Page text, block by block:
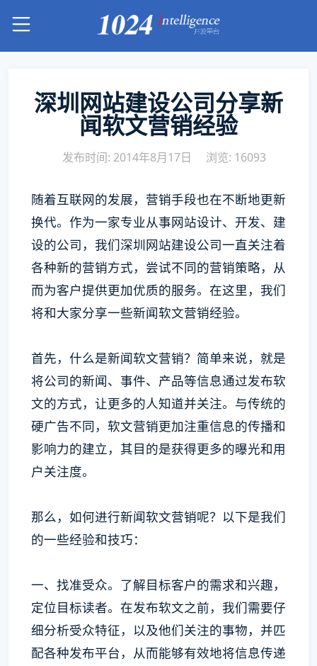
深圳网站建设公司分享新
闻软文营销经验
发布时间: 2014年8月17日 浏览: 16093
随着互联网的发展，营销手段也在不断地更新
换代。作为一家专业从事网站设计、开发、建
设的公司，我们深圳网站建设公司一直关注着
各种新的营销方式，尝试不同的营销策略，从
而为客户提供更加优质的服务。在这里，我们
将和大家分享一些新闻软文营销经验。
首先，什么是新闻软文营销？简单来说，就是
将公司的新闻、事件、产品等信息通过发布软
文的方式，让更多的人知道并关注。与传统的
硬广告不同，软文营销更加注重信息的传播和
影响力的建立，其目的是获得更多的曝光和用
户关注度。
那么，如何进行新闻软文营销呢？以下是我们
的一些经验和技巧：
一、找准受众。了解目标客户的需求和兴趣，
定位目标读者。在发布软文之前，我们需要仔
细分析受众特征，以及他们关注的事物，并匹
配各种发布平台，从而能够有效地将信息传递